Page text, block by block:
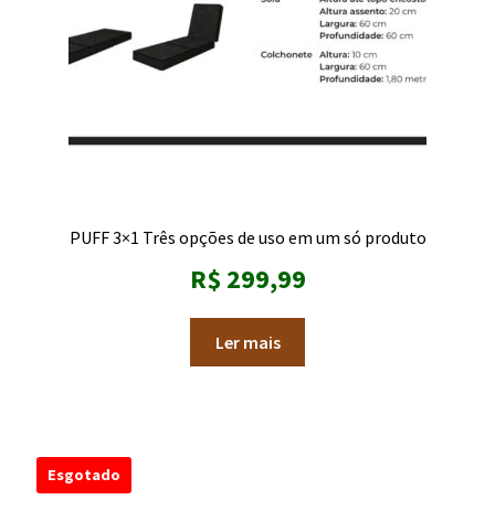
PUFF 3×1 Três opções de uso em um só produto
R$ 299,99
Ler mais
Esgotado